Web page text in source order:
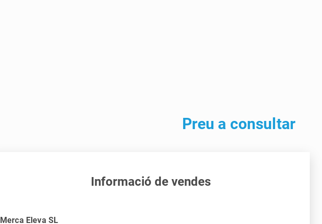
Preu a consultar
Informació de vendes
Merca Eleva SL